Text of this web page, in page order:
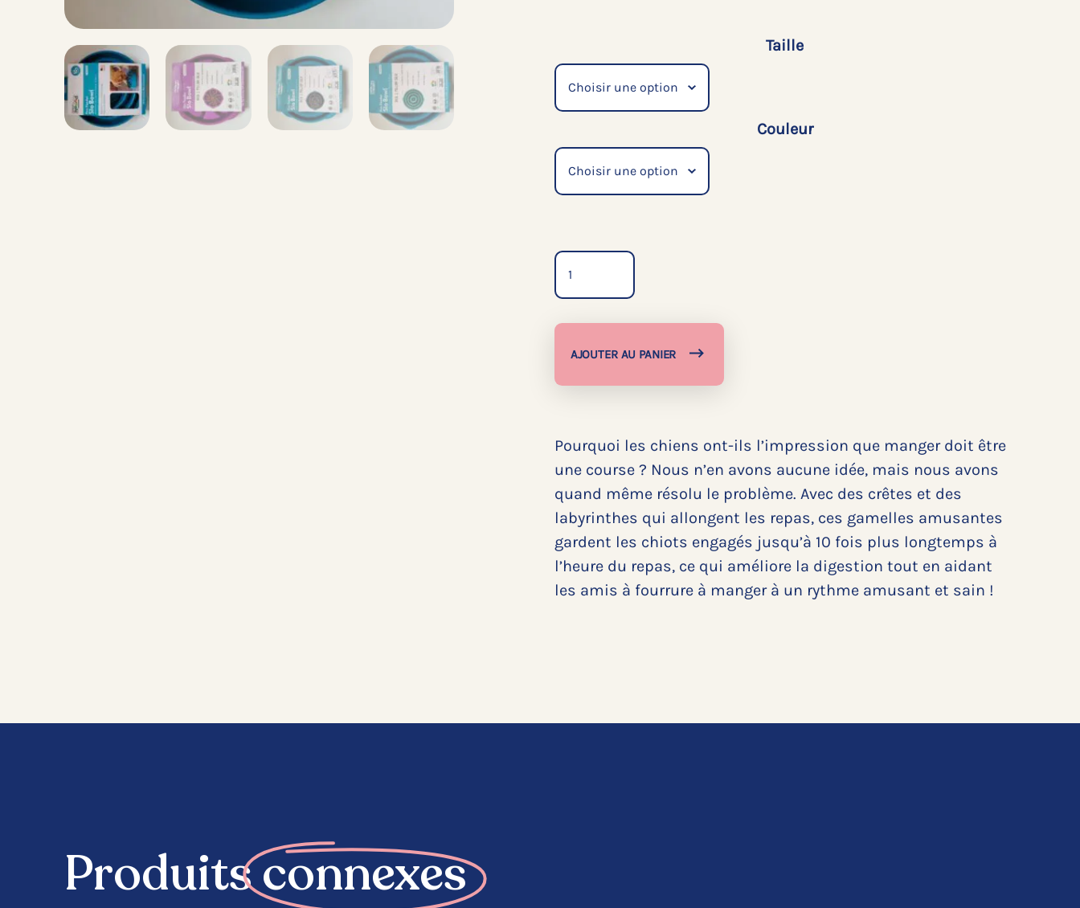
Taille
Couleur
AJOUTER AU PANIER
Pourquoi les chiens ont-ils l’impression que manger doit être
une course ? Nous n’en avons aucune idée, mais nous avons
quand même résolu le problème. Avec des crêtes et des
labyrinthes qui allongent les repas, ces gamelles amusantes
gardent les chiots engagés jusqu’à 10 fois plus longtemps à
l’heure du repas, ce qui améliore la digestion tout en aidant
les amis à fourrure à manger à un rythme amusant et sain !
Produitsconnexes